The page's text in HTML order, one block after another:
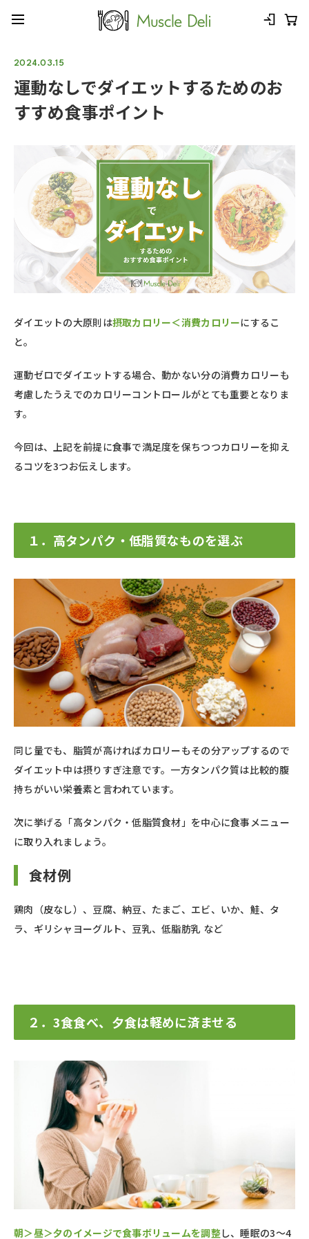
2024.03.15
運動なしでダイエットするためのお
すすめ食事ポイント
ダイエットの大原則は摂取カロリー＜消費カロリーにするこ
と。
運動ゼロでダイエットする場合、動かない分の消費カロリーも
考慮したうえでのカロリーコントロールがとても重要となりま
す。
今回は、上記を前提に食事で満足度を保ちつつカロリーを抑え
るコツを3つお伝えします。
１．高タンパク・低脂質なものを選ぶ
同じ量でも、脂質が高ければカロリーもその分アップするので
ダイエット中は摂りすぎ注意です。一方タンパク質は比較的腹
持ちがいい栄養素と言われています。
次に挙げる「高タンパク・低脂質食材」を中心に食事メニュー
に取り入れましょう。
食材例
鶏肉（皮なし）、豆腐、納豆、たまご、エビ、いか、鮭、タ
ラ、ギリシャヨーグルト、豆乳、低脂肪乳 など
２．3食食べ、夕食は軽めに済ませる
朝＞昼＞夕のイメージで食事ボリュームを調整し、睡眠の3〜4